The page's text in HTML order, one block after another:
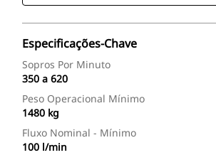
Especificações-Chave
Sopros Por Minuto
350 a 620
Peso Operacional Mínimo
1480 kg
Fluxo Nominal - Mínimo
100 l/min